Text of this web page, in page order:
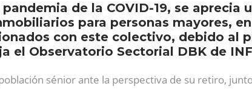
de la COVID-19, se
para personas mayores,
con este colectivo, debido al
el Observatorio Sectorial DBK de
sénior ante la perspectiva de su retiro,